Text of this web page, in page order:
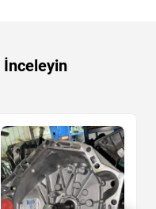
İnceleyin